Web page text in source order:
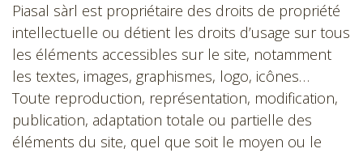
Piasal sàrl est propriétaire des droits de propriété
intellectuelle ou détient les droits d’usage sur tous
les éléments accessibles sur le site, notamment
les textes, images, graphismes, logo, icônes…
Toute reproduction, représentation, modification,
publication, adaptation totale ou partielle des
éléments du site, quel que soit le moyen ou le